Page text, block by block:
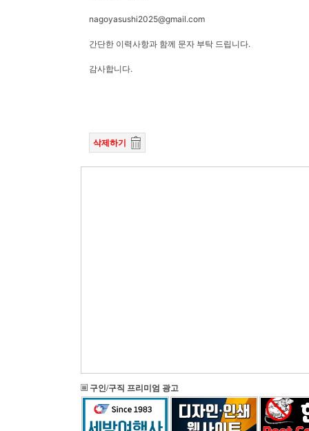
nagoyasushi2025@gmail.com
간단한 이력사항과 함께 문자 부탁 드립니다.
감사합니다.
삭제하기
구인/구직 프리미엄 광고